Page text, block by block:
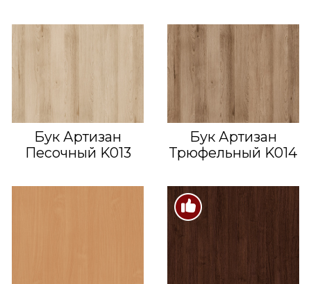
Бук Артизан
Песочный K013
Бук Артизан
Трюфельный K014